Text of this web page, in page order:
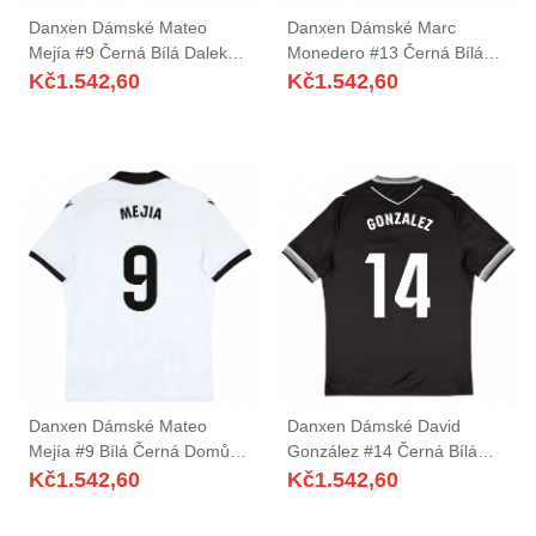
Danxen Dámské Mateo
Mejía #9 Černá Bílá Daleko
Hráčské Dresy 2025/26 Dres
Kč1.542,60
Danxen Dámské Marc
Monedero #13 Černá Bílá
Daleko Hráčské Dresy
Kč1.542,60
Danxen Dámské Mateo
Mejía #9 Bílá Černá Domů
Hráčské Dresy 2025/26 Dres
Kč1.542,60
Danxen Dámské David
González #14 Černá Bílá
Daleko Hráčské Dresy
Kč1.542,60